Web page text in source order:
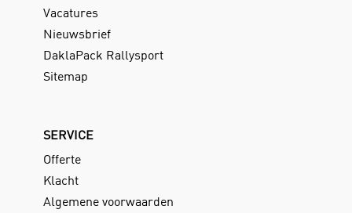
Vacatures
Nieuwsbrief
DaklaPack Rallysport
Sitemap
SERVICE
Offerte
Klacht
Algemene voorwaarden